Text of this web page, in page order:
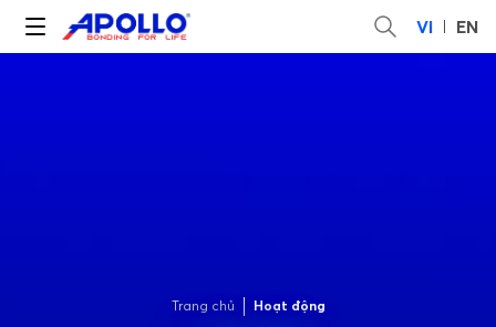
VI EN
Trang chủ Hoạt động